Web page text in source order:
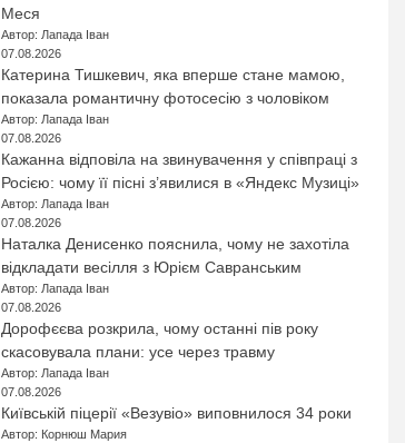
Меся
Автор: Лапада Іван
07.08.2026
Катерина Тишкевич, яка вперше стане мамою,
показала романтичну фотосесію з чоловіком
Автор: Лапада Іван
07.08.2026
Кажанна відповіла на звинувачення у співпраці з
Росією: чому її пісні з’явилися в «Яндекс Музиці»
Автор: Лапада Іван
07.08.2026
Наталка Денисенко пояснила, чому не захотіла
відкладати весілля з Юрієм Савранським
Автор: Лапада Іван
07.08.2026
Дорофєєва розкрила, чому останні пів року
скасовувала плани: усе через травму
Автор: Лапада Іван
07.08.2026
Київській піцерії «Везувіо» виповнилося 34 роки
Автор: Корнюш Мария